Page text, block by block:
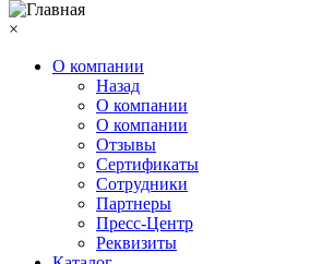
×
О компании
Назад
О компании
О компании
Отзывы
Сертификаты
Сотрудники
Партнеры
Пресс-Центр
Реквизиты